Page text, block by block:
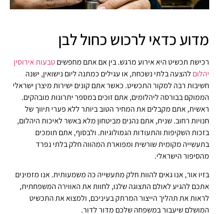
מדוע כדאי לרכוש כחול לבן
רכישת תכשיט היא אירוע מרגש. בין אם אתם מחפשיםטבעות אירוסין
יהלום להצעה בלתי נשכחת, או עגילים כמתנה ליום נישואין, ישנה
חשיבות רבה למקור התכשיט. כאשר אתם קונים ישירות מיצרן ישראלי
הממוקם בבורסה ליהלומים, אתם זוכים במספר יתרונות מובהקים.
ראשית, אתם מקבלים את המחיר הטוב ביותר ללא פערי תיווך של
חנויות רחוב. שנית, אתם נהנים מביטחון מלא באשר לאיכות היהלום,
בזכות השקיפות והתעודות הגמולוגיות. ולבסוף, אתם תומכים
בתעשייה מקומית שורשית ומפוארת המהווה חלק בלתי נפרד
מהסיפור הישראלי.
בזיו אור, אנו גאים להוות חלק מתעשייה כה משמעותית. אנו מזמינים
אתכם להגיע לאולם התצוגה שלנו, לחוות את האווירה המשפחתית,
לראות את תהליך הייצור המרתק בעיניכם, ולמצוא את התכשיט
המושלם שיעבור במשפחה שלכם מדור לדור.